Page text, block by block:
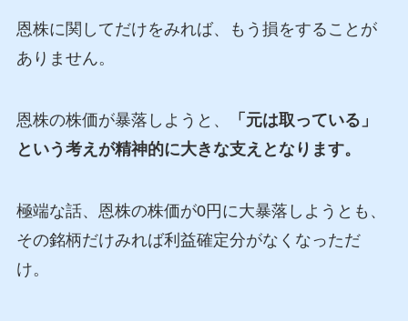
恩株に関してだけをみれば、もう損をすることが
ありません。
恩株の株価が暴落しようと、
「元は取っている」
という考えが精神的に大きな支えとなります。
極端な話、恩株の株価が0円に大暴落しようとも、
その銘柄だけみれば利益確定分がなくなっただ
け。